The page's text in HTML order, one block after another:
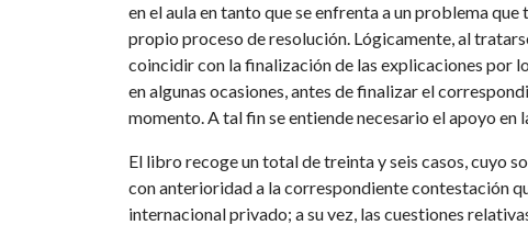
en el aula en tanto que se enfrenta a un problema
propio proceso de resolución. Lógicamente, al
coincidir con la finalización de las explicaciones por
en algunas ocasiones, antes de finalizar el
momento. A tal fin se entiende necesario el apoyo
El libro recoge un total de treinta y seis casos, cuyo
con anterioridad a la correspondiente contestación
internacional privado; a su vez, las cuestiones